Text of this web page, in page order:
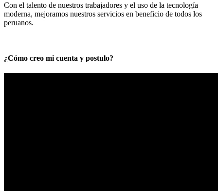
Con el talento de nuestros trabajadores y el uso de la tecnología
moderna, mejoramos nuestros servicios en beneficio de todos los
peruanos.
¿Cómo creo mi cuenta y postulo?